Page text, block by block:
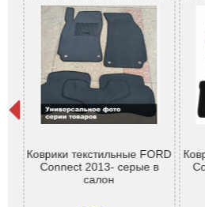
Коврики текстильные FORD
Connect 2013- серые в
салон